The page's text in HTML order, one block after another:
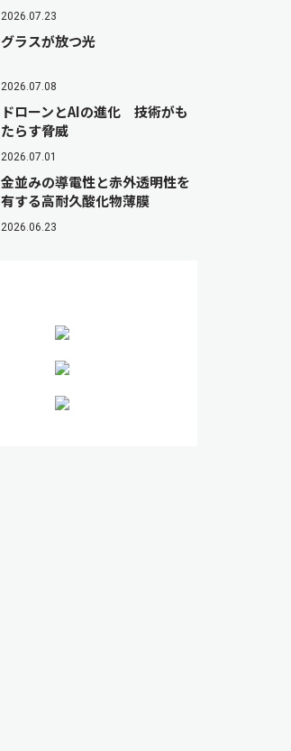
2026.07.23
グラスが放つ光
2026.07.08
ドローンとAIの進化 技術がも
たらす脅威
2026.07.01
金並みの導電性と赤外透明性を
有する高耐久酸化物薄膜
2026.06.23